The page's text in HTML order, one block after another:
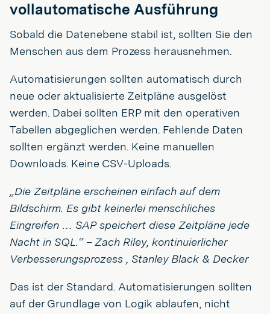
vollautomatische Ausführung
Sobald die Datenebene stabil ist, sollten Sie den
Menschen aus dem Prozess herausnehmen.
Automatisierungen sollten automatisch durch
neue oder aktualisierte Zeitpläne ausgelöst
werden. Dabei sollten ERP mit den operativen
Tabellen abgeglichen werden. Fehlende Daten
sollten ergänzt werden. Keine manuellen
Downloads. Keine CSV-Uploads.
„Die Zeitpläne erscheinen einfach auf dem
Bildschirm. Es gibt keinerlei menschliches
Eingreifen … SAP speichert diese Zeitpläne jede
Nacht in SQL.“ – Zach Riley, kontinuierlicher
Verbesserungsprozess , Stanley Black & Decker
Das ist der Standard. Automatisierungen sollten
auf der Grundlage von Logik ablaufen, nicht